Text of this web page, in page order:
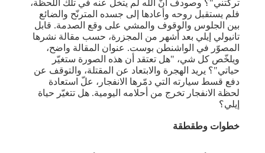
تركتني"؟ وصودف أنّ الله لم يتخلَّ عنه في تلك اللحظة،
فلم يستقبل روحه وأعادها إلى جسده المترنّح والضائع
بين الجلوس والوقوف والمشي على وقع الصدمة. قابل
تانيولي إيلي بعد أشهر من المجزرة، حسب مقالة نشرها
المصوّر في الواشنطن بوست. عنوان المقالة واضح،
ويلخّص كل شي، "هل تعتقد أن هذه الصورة ستغيّر
حياتي"؟ يريد الهجرة والابتعاد عن المقتلة، والتوقف عن
دفع قسط سيارته التي دمّرها الانفجار، علّ استعادة
لحظة الانفجار تخرج من أحلامه اليومية. هل تتغيّر حياة
إيلي؟
خطوات وطقطقة